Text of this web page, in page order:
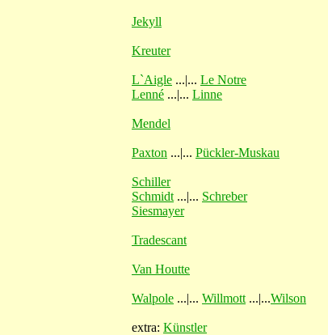
Jekyll
Kreuter
L`Aigle ...|... Le Notre
Lenné ...|... Linne
Mendel
Paxton ...|... Pückler-Muskau
Schiller
Schmidt ...|... Schreber
Siesmayer
Tradescant
Van Houtte
Walpole ...|... Willmott ...|...Wilson
extra: Künstler